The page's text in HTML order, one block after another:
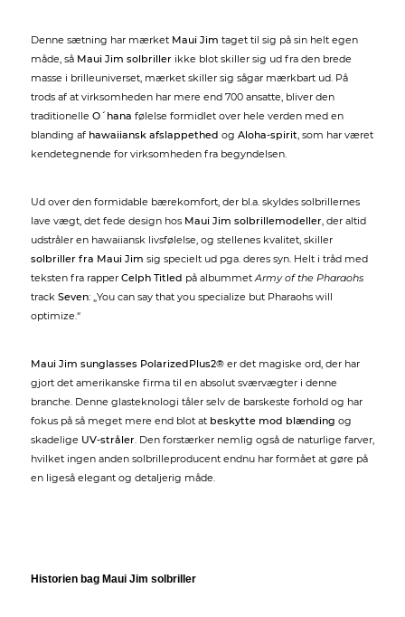
Denne sætning har mærket Maui Jim taget til sig på sin helt egen
måde, så Maui Jim solbriller ikke blot skiller sig ud fra den brede
masse i brilleuniverset, mærket skiller sig sågar mærkbart ud. På
trods af at virksomheden har mere end 700 ansatte, bliver den
traditionelle O´hana følelse formidlet over hele verden med en
blanding af hawaiiansk afslappethed og Aloha-spirit, som har været
kendetegnende for virksomheden fra begyndelsen.
Ud over den formidable bærekomfort, der bl.a. skyldes solbrillernes
lave vægt, det fede design hos Maui Jim solbrillemodeller, der altid
udstråler en hawaiiansk livsfølelse, og stellenes kvalitet, skiller
solbriller fra Maui Jim sig specielt ud pga. deres syn. Helt i tråd med
teksten fra rapper Celph Titled på albummetArmy of the Pharaohs
track Seven: „You can say that you specialize but Pharaohs will
optimize.“
Maui Jim sunglasses PolarizedPlus2® er det magiske ord, der har
gjort det amerikanske firma til en absolut sværvægter i denne
branche. Denne glasteknologi tåler selv de barskeste forhold og har
fokus på så meget mere end blot at beskytte mod blænding og
skadelige UV-stråler. Den forstærker nemlig også de naturlige farver,
hvilket ingen anden solbrilleproducent endnu har formået at gøre på
en ligeså elegant og detaljerig måde.
Historien bag Maui Jim solbriller